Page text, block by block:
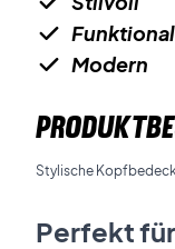
Funktional
Modern
Stylische
Perfekt